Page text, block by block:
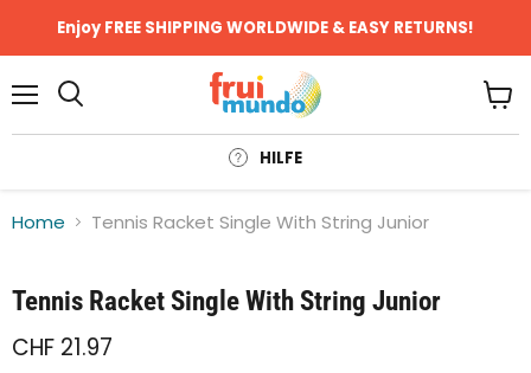
Enjoy FREE SHIPPING WORLDWIDE & EASY RETURNS!
HILFE
Home Tennis Racket Single With String Junior
Klicken oder scrollen, um zu Zoomen
Tennis Racket Single With String Junior
CHF 21.97